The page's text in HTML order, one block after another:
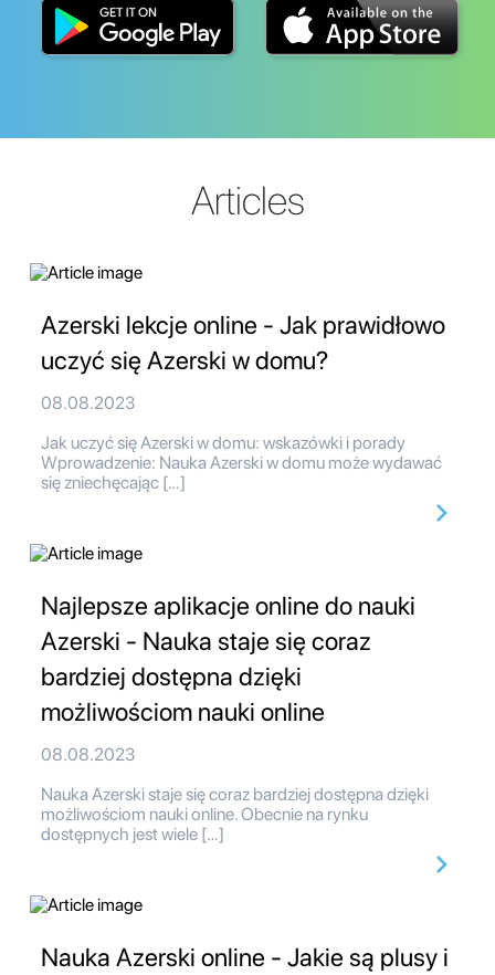
Articles
Azerski lekcje online - Jak prawidłowo
uczyć się Azerski w domu?
08.08.2023
Jak uczyć się Azerski w domu: wskazówki i porady
Wprowadzenie: Nauka Azerski w domu może wydawać
się zniechęcając […]
Najlepsze aplikacje online do nauki
Azerski - Nauka staje się coraz
bardziej dostępna dzięki
możliwościom nauki online
08.08.2023
Nauka Azerski staje się coraz bardziej dostępna dzięki
możliwościom nauki online. Obecnie na rynku
dostępnych jest wiele […]
Nauka Azerski online - Jakie są plusy i